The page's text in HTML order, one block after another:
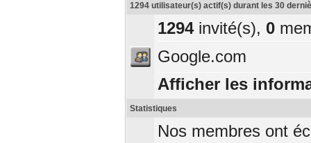
1294 utilisateur(s) actif(s) durant les 30
1294invité(s), 0
Google.com
Afficher les
Statistiques
Nos membres ont